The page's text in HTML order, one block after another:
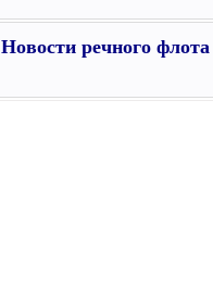
Новости речного